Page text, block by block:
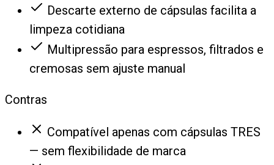
Descarte externo de cápsulas facilita a
limpeza cotidiana
Multipressão para espressos, filtrados e
cremosas sem ajuste manual
Contras
Compatível apenas com cápsulas TRES
— sem flexibilidade de marca